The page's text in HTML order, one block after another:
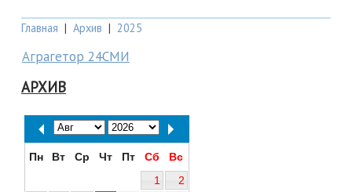
Главная | Архив | 2025
Аграгетор 24СМИ
АРХИВ
Пн Вт Ср Чт Пт Сб
Вс
1
2